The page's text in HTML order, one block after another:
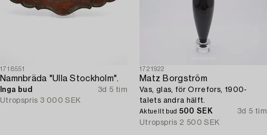
1718551
Namnbräda "Ulla Stockholm".
Inga bud
3d 5 tim
Utropspris 3 000 SEK
1721922
Matz Borgström
Vas, glas, för Orrefors, 1900-
talets andra hälft.
Aktuellt bud 500 SEK
3d 5 tim
Utropspris 2 500 SEK